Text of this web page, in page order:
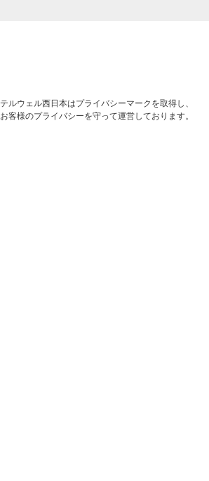
テルウェル西日本はプライバシーマークを取得し、
お客様のプライバシーを守って運営しております。